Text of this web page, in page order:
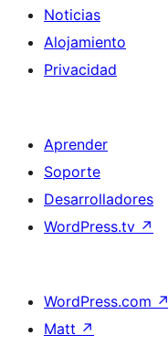
Noticias
Alojamiento
Privacidad
Aprender
Soporte
Desarrolladores
WordPress.tv ↗
WordPress.com ↗
Matt ↗